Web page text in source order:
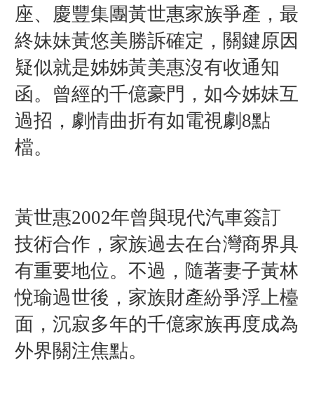
座、慶豐集團黃世惠家族爭產，最
終妹妹黃悠美勝訴確定，關鍵原因
疑似就是姊姊黃美惠沒有收通知
函。曾經的千億豪門，如今姊妹互
過招，劇情曲折有如電視劇8點
檔。
黃世惠2002年曾與現代汽車簽訂
技術合作，家族過去在台灣商界具
有重要地位。不過，隨著妻子黃林
悅瑜過世後，家族財產紛爭浮上檯
面，沉寂多年的千億家族再度成為
外界關注焦點。